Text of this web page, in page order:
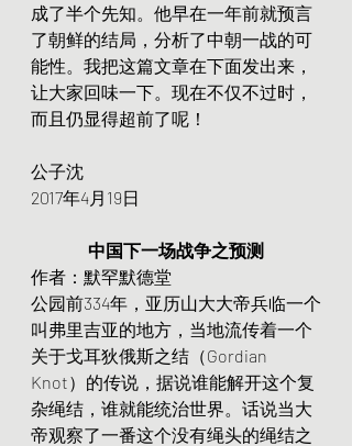
成了半个先知。他早在一年前就预言
了朝鲜的结局，分析了中朝一战的可
能性。我把这篇文章在下面发出来，
让大家回味一下。现在不仅不过时，
而且仍显得超前了呢！
公子沈
2017年4月19日
中国下一场战争之预测
作者：默罕默德堂
公园前334年，亚历山大大帝兵临一个
叫弗里吉亚的地方，当地流传着一个
关于戈耳狄俄斯之结（Gordian
Knot）的传说，据说谁能解开这个复
杂绳结，谁就能统治世界。话说当大
帝观察了一番这个没有绳头的绳结之